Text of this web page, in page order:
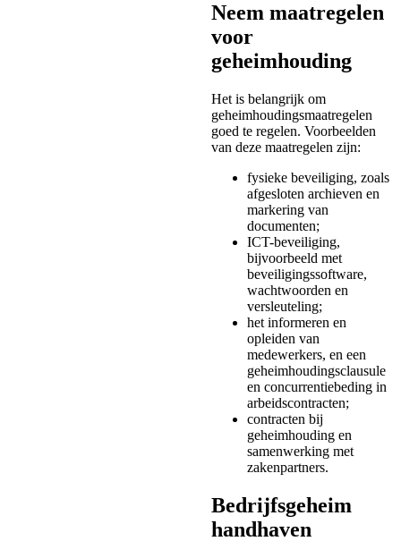
Neem maatregelen
voor
geheimhouding
Het is belangrijk om
geheimhoudingsmaatregelen
goed te regelen. Voorbeelden
van deze maatregelen zijn:
fysieke beveiliging, zoals
afgesloten archieven en
markering van
documenten;
ICT-beveiliging,
bijvoorbeeld met
beveiligingssoftware,
wachtwoorden en
versleuteling;
het informeren en
opleiden van
medewerkers, en een
geheimhoudingsclausule
en concurrentiebeding in
arbeidscontracten;
contracten bij
geheimhouding en
samenwerking met
zakenpartners.
Bedrijfsgeheim
handhaven